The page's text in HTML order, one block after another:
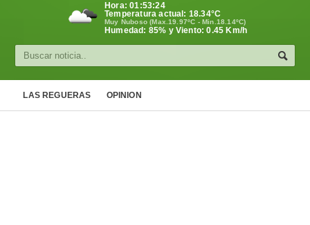
Cultura
Hora:01:53:25
Temperatura actual: 18.34°C
Muy Nuboso (Max.19.97ºC - Min.18.14ºC)
Humedad: 85% y Viento: 0.45 Km/h
LAS REGUERAS OPINION